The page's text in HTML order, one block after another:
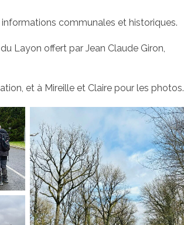
communales et historiques.
Layon offert par Jean Claude Giron,
et à Mireille et Claire pour les photos.